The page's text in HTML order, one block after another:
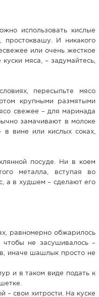
использовать кислые
простоквашу. И никакого
или очень жесткое
мяса, – задумайтесь,
пересыпьте мясо
крупными размятыми
свежее – для маринада
замачивают в молоке
в вине или кислых соках,
посуде. Ни в коем
металла, вступая во
а в худшем – сделают его
равномерно обжарилось
не засушивалось –
иначе шашлык просто не
и в таком виде подать к
– свои хитрости. На куске